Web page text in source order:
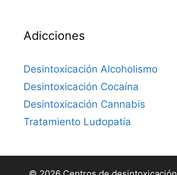
Adicciones
Desintoxicación Alcoholismo
Desintoxicación Cocaína
Desintoxicación Cannabis
Tratamiento Ludopatía